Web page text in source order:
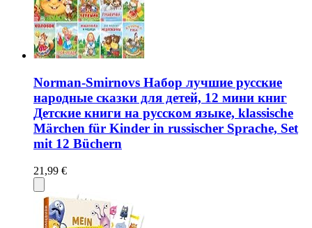
Norman-Smirnovs Набор лучшие русские
народные сказки для детей, 12 мини книг
Детские книги на русском языке, klassische
Märchen für Kinder in russischer Sprache, Set
mit 12 Büchern
21,99 €